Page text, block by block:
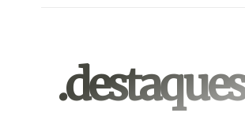
.destaques